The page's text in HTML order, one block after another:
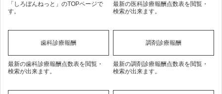
「しろぼんねっと」のTOPページで
す。
最新の医科診療報酬点数表を閲覧・
検索が出来ます。
歯科診療報酬
最新の歯科診療報酬点数表を閲覧・
検索が出来ます。
調剤診療報酬
最新の調剤診療報酬点数表を閲覧・
検索が出来ます。